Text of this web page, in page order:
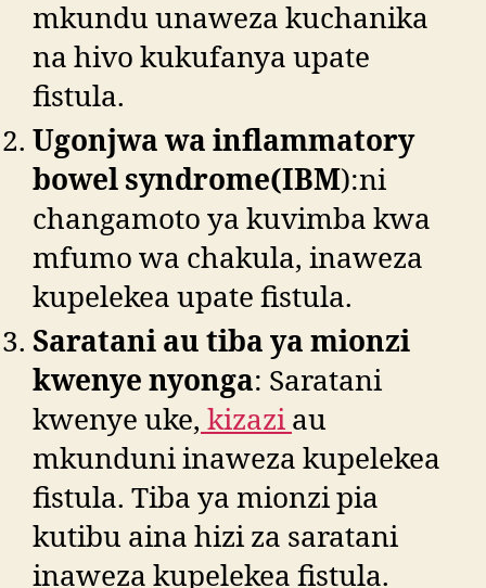
mkundu unaweza kuchanika
na hivo kukufanya upate
fistula.
Ugonjwa wa inflammatory
bowel syndrome(IBM):ni
changamoto ya kuvimba kwa
mfumo wa chakula, inaweza
kupelekea upate fistula.
Saratani au tiba ya mionzi
kwenye nyonga: Saratani
kwenye uke, kizazi au
mkunduni inaweza kupelekea
fistula. Tiba ya mionzi pia
kutibu aina hizi za saratani
inaweza kupelekea fistula.